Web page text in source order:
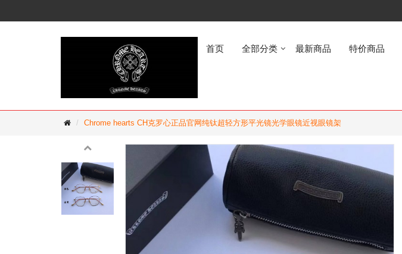
首页 全部分类 最新商品 特价商品
Chrome hearts CH克罗心正品官网纯钛超轻方形平光镜光学眼镜近视眼镜架